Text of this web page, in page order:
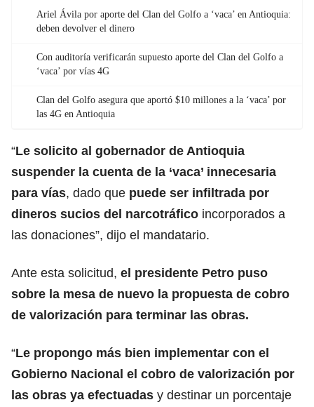
Ariel Ávila por aporte del Clan del Golfo a ‘vaca’ en Antioquia:
deben devolver el dinero
Con auditoría verificarán supuesto aporte del Clan del Golfo a
‘vaca’ por vías 4G
Clan del Golfo asegura que aportó $10 millones a la ‘vaca’ por
las 4G en Antioquia
“Le solicito al gobernador de Antioquia
suspender la cuenta de la ‘vaca’ innecesaria
para vías, dado que puede ser infiltrada por
dineros sucios del narcotráfico incorporados a
las donaciones”, dijo el mandatario.
Ante esta solicitud, el presidente Petro puso
sobre la mesa de nuevo la propuesta de cobro
de valorización para terminar las obras.
“Le propongo más bien implementar con el
Gobierno Nacional el cobro de valorización por
las obras ya efectuadas y destinar un porcentaje